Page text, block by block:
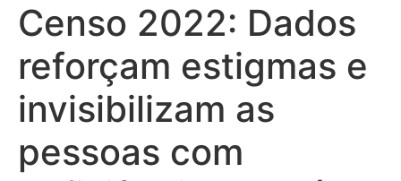
Censo 2022: Dados
reforçam estigmas e
invisibilizam as
pessoas com